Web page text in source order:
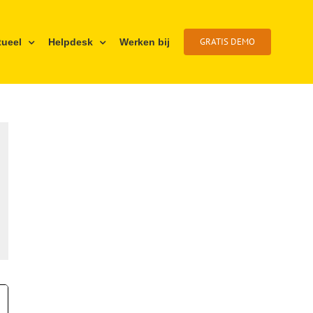
Helpdesk Werken bij GRATIS DEMO